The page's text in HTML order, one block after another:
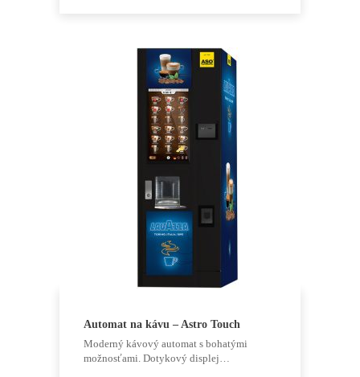
Automat na kávu – Astro Touch
Moderný kávový automat s bohatými
možnosťami. Dotykový displej…
funkcie z
webovej
stránky
zmiznú.
Marketing
svojich
záujmov a
správania počas
návštevy našej
stránky
na zobrazenie
prispôsobeného
obsahu a
ponúk.